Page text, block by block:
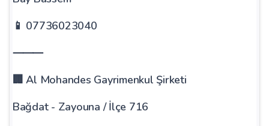
📱 07736023040
⸻
🏢 Al Mohandes Gayrimenkul Şirketi
Bağdat - Zayouna / İlçe 716